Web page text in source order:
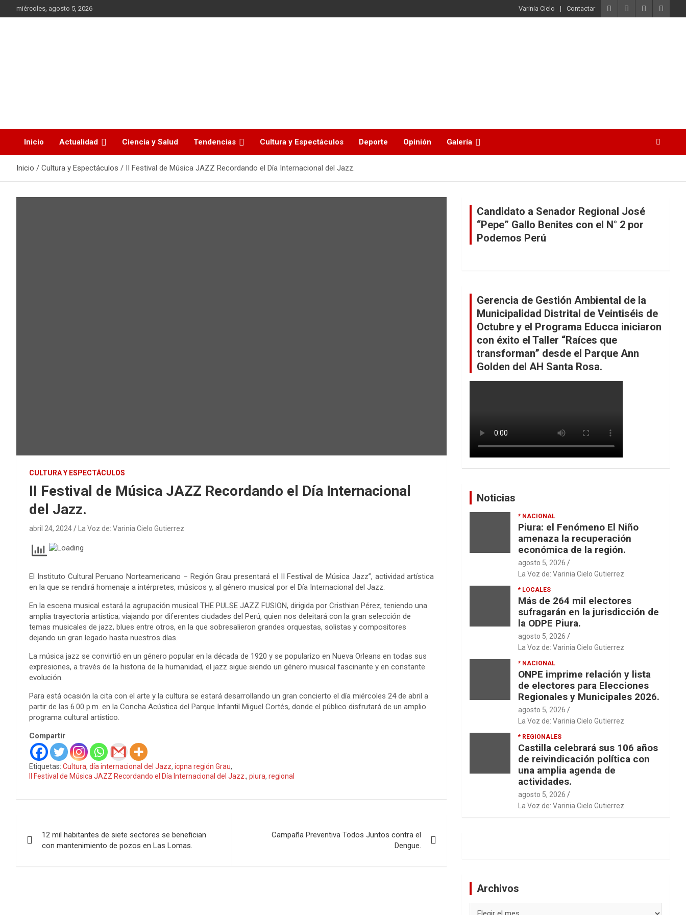
al
miércoles, agosto 5, 2026 Varinia Cielo Contactar
Inicio Actualidad Ciencia y Salud Tendencias Cultura y Espectáculos Deporte Opinión Galería
Inicio Cultura y Espectáculos II Festival de Música JAZZ Recordando el Día Internacional del Jazz.
CULTURA Y ESPECTÁCULOS
II Festival de Música JAZZ Recordando el Día Internacional
del Jazz.
abril 24, 2024 La Voz de: Varinia Cielo Gutierrez
El Instituto Cultural Peruano Norteamericano – Región Grau presentará el II Festival de Música Jazz”, actividad artística
en la que se rendirá homenaje a intérpretes, músicos y, al género musical por el Día Internacional del Jazz.
En la escena musical estará la agrupación musical THE PULSE JAZZ FUSION, dirigida por Cristhian Pérez, teniendo una
amplia trayectoria artística; viajando por diferentes ciudades del Perú, quien nos deleitará con la gran selección de
temas musicales de jazz, blues entre otros, en la que sobresalieron grandes orquestas, solistas y compositores
dejando un gran legado hasta nuestros días.
La música jazz se convirtió en un género popular en la década de 1920 y se popularizo en Nueva Orleans en todas sus
expresiones, a través de la historia de la humanidad, el jazz sigue siendo un género musical fascinante y en constante
evolución.
Para está ocasión la cita con el arte y la cultura se estará desarrollando un gran concierto el día miércoles 24 de abril a
partir de las 6.00 p.m. en la Concha Acústica del Parque Infantil Miguel Cortés, donde el público disfrutará de un amplio
programa cultural artístico.
Compartir
Etiquetas: Cultura, día internacional del Jazz, icpna región Grau,
II Festival de Música JAZZ Recordando el Día Internacional del Jazz. , piura, regional
de
entradas
12 mil habitantes de siete sectores se benefician
con mantenimiento de pozos en Las Lomas.
Campaña Preventiva Todos Juntos contra el
Dengue.
Candidato a Senador Regional José
“Pepe” Gallo Benites con el N° 2 por
Podemos Perú
Gerencia de Gestión Ambiental de la
Municipalidad Distrital de Veintiséis de
Octubre y el Programa Educca iniciaron
con éxito el Taller “Raíces que
transforman” desde el Parque Ann
Golden del AH Santa Rosa.
Noticias
* NACIONAL
Piura: el Fenómeno El Niño
amenaza la recuperación
económica de la región.
agosto 5, 2026
La Voz de: Varinia Cielo Gutierrez
* LOCALES
Más de 264 mil electores
sufragarán en la jurisdicción de
la ODPE Piura.
agosto 5, 2026
La Voz de: Varinia Cielo Gutierrez
* NACIONAL
ONPE imprime relación y lista
de electores para Elecciones
Regionales y Municipales 2026.
agosto 5, 2026
La Voz de: Varinia Cielo Gutierrez
* REGIONALES
Castilla celebrará sus 106 años
de reivindicación política con
una amplia agenda de
actividades.
agosto 5, 2026
La Voz de: Varinia Cielo Gutierrez
Archivos